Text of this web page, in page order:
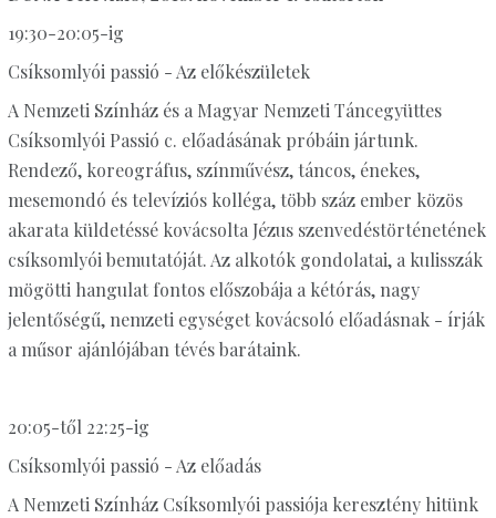
19:30-20:05-ig
Csíksomlyói passió - Az előkészületek
A Nemzeti Színház és a Magyar Nemzeti Táncegyüttes
Csíksomlyói Passió c. előadásának próbáin jártunk.
Rendező, koreográfus, színművész, táncos, énekes,
mesemondó és televíziós kolléga, több száz ember közös
akarata küldetéssé kovácsolta Jézus szenvedéstörténetének
csíksomlyói bemutatóját. Az alkotók gondolatai, a kulisszák
mögötti hangulat fontos előszobája a kétórás, nagy
jelentőségű, nemzeti egységet kovácsoló előadásnak - írják
a műsor ajánlójában tévés barátaink.
20:05-től 22:25-ig
Csíksomlyói passió - Az előadás
A Nemzeti Színház Csíksomlyói passiója keresztény hitünk